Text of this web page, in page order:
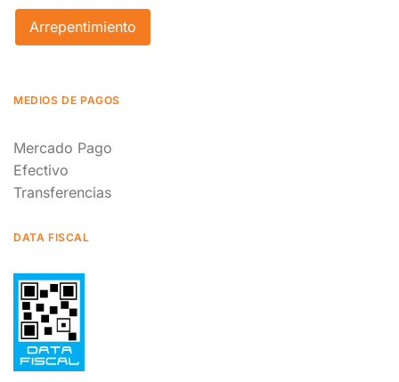
Arrepentimiento
MEDIOS DE PAGOS
Mercado Pago
Efectivo
Transferencias
DATA FISCAL